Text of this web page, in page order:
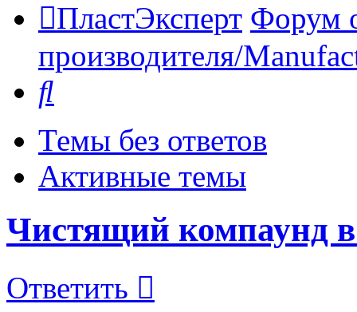
ПластЭксперт Форум
производителя/
Темы без ответов
Активные темы
Чистящий компаунд
Ответить